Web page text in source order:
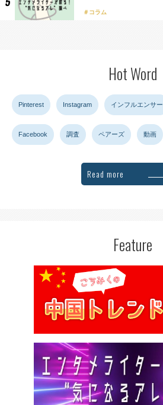
コラム
Hot Word
Pinterest Instagram インフルエンサー
Facebook 調査 ペアーズ 動画
Read more
Feature